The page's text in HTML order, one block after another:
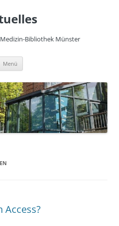
Bibliothek Münster
Menü
Access?